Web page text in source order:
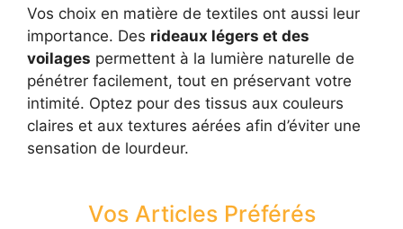
Vos choix en matière de textiles ont aussi leur
importance. Des rideaux légers et des
voilages permettent à la lumière naturelle de
pénétrer facilement, tout en préservant votre
intimité. Optez pour des tissus aux couleurs
claires et aux textures aérées afin d’éviter une
sensation de lourdeur.
Vos Articles Préférés